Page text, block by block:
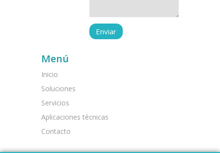
Menú
Inicio
Soluciones
Servicios
Aplicaciones técnicas
Contacto